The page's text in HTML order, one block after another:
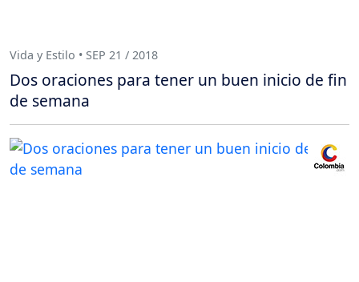
Vida y Estilo • SEP 21 / 2018
Dos oraciones para tener un buen inicio de fin
de semana